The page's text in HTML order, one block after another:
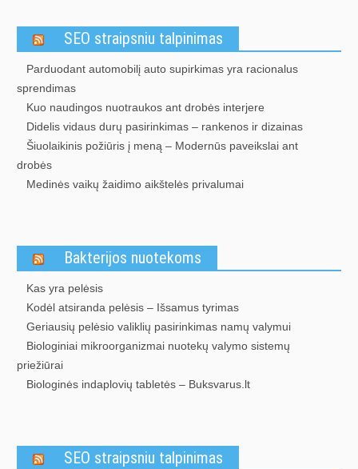
SEO straipsniu talpinimas
Parduodant automobilį auto supirkimas yra racionalus
sprendimas
Kuo naudingos nuotraukos ant drobės interjere
Didelis vidaus durų pasirinkimas – rankenos ir dizainas
Šiuolaikinis požiūris į meną – Modernūs paveikslai ant
drobės
Medinės vaikų žaidimo aikštelės privalumai
Bakterijos nuotekoms
Kas yra pelėsis
Kodėl atsiranda pelėsis – Išsamus tyrimas
Geriausių pelėsio valiklių pasirinkimas namų valymui
Biologiniai mikroorganizmai nuotekų valymo sistemų
priežiūrai
Biologinės indaplovių tabletės – Buksvarus.lt
SEO straipsniu talpinimas